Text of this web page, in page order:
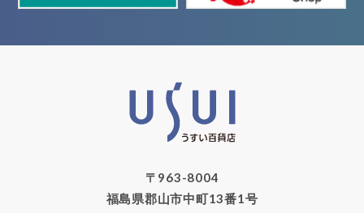
〒963-8004
福島県郡山市中町13番1号